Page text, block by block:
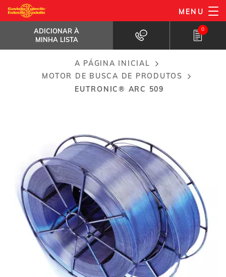
Passar
para
conteúdo
MENU
ADICIONAR À
MINHA LISTA
0
EuTronic® Arc 509
ADICIONAR À MINHA LISTA
Breadcrumb
A PÁGINA INICIAL
MOTOR DE BUSCA DE PRODUTOS
EUTRONIC® ARC 509